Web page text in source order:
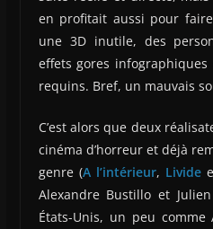
en profitait aussi pour
une 3D inutile, des
effets gores
requins. Bref, un mauvais
C’est alors que deux
cinéma d’horreur et déjà
genre (A l’intérieur, Livide
Alexandre Bustillo et
États-Unis, un peu comme